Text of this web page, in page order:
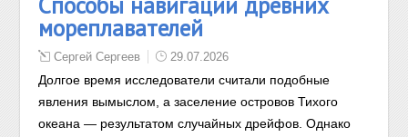
мореплавателей
Сергей Сергеев 29.07.2026
Долгое время исследователи считали подобные
явления вымыслом, а заселение островов Тихого
океана — результатом случайных дрейфов. Однако